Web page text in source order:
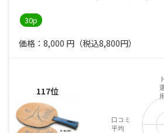
30p
価格：8,000 円 （税込8,800円）
117位
口コミ
平均